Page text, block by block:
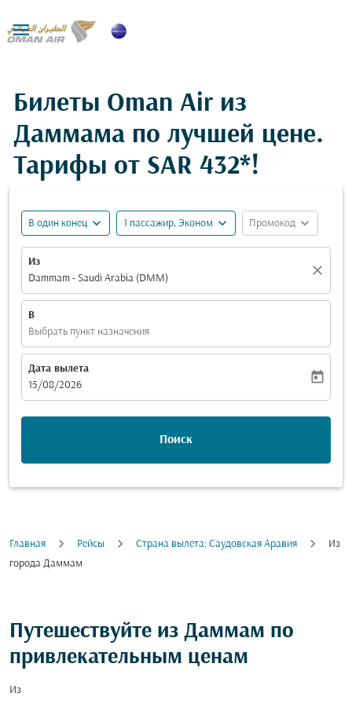

Билеты Oman Air из
Даммама по лучшей цене.
Тарифы от SAR 432*!
В один конец expand_more 1 пассажир, Эконом expand_more Промокод expand_more
Из
Dammam - Saudi Arabia (DMM)
close
В
Выбрать пункт назначения
Дата вылета
fc-booking-departure-date-aria-label
15/08/2026
today
Поиск
Главная Рейсы Страна вылета: Саудовская Аравия
Из
города Даммам
Путешествуйте из Даммам по
привлекательным ценам
Из